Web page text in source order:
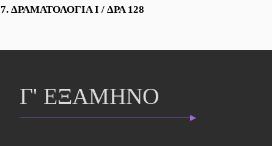
ΔΡΑΜΑΤΟΛΟΓΙΑ I / ΔΡΑ 128
Γ' ΕΞΑΜΗΝΟ